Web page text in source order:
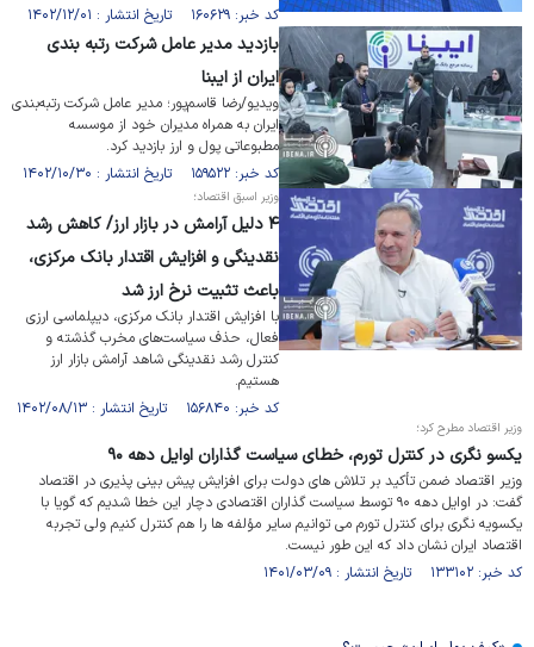
کد خبر: ۱۶۰۶۲۹ تاریخ انتشار : ۱۴۰۲/۱۲/۰۱
بازدید مدیر عامل شرکت رتبه بندی
ایران از ایبنا
ویدیو/رضا قاسم‌پور؛ مدیر عامل شرکت رتبه‌بندی
ایران به همراه مدیران خود از موسسه
مطبوعاتی پول و ارز بازدید کرد.
کد خبر: ۱۵۹۵۲۲ تاریخ انتشار : ۱۴۰۲/۱۰/۳۰
وزیر اسبق اقتصاد؛
۴ دلیل آرامش در بازار ارز/ کاهش رشد
نقدینگی و افزایش اقتدار بانک مرکزی،
باعث تثبیت نرخ ارز شد
با افزایش اقتدار بانک مرکزی، دیپلماسی ارزی
فعال، حذف سیاست‌های مخرب گذشته و
کنترل رشد نقدینگی شاهد آرامش بازار ارز
هستیم.
کد خبر: ۱۵۶۸۴۰ تاریخ انتشار : ۱۴۰۲/۰۸/۱۳
وزیر اقتصاد مطرح کرد؛
یکسو نگری در کنترل تورم، خطای سیاست گذاران اوایل دهه ۹۰
وزیر اقتصاد ضمن تأکید بر تلاش های دولت برای افزایش پیش بینی پذیری در اقتصاد
گفت: در اوایل دهه ۹۰ توسط سیاست گذاران اقتصادی دچار این خطا شدیم که گویا با
یکسویه نگری برای کنترل تورم می توانیم سایر مؤلفه ها را هم کنترل کنیم ولی تجربه
اقتصاد ایران نشان داد که این طور نیست.
کد خبر: ۱۳۳۱۰۲ تاریخ انتشار : ۱۴۰۱/۰۳/۰۹